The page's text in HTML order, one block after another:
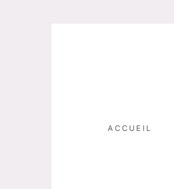
ACCUEIL